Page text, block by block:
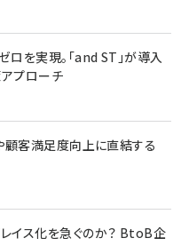
を実現。「and ST」が導入
プローチ
顧客満足度向上に直結する
イス化を急ぐのか？ BtoB企